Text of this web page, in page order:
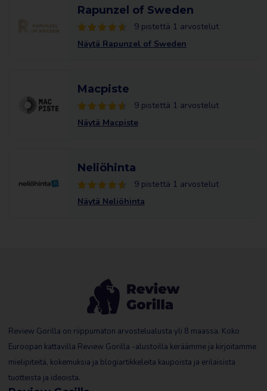
Rapunzel of Sweden
9 pistettä 1 arvostelut
Näytä Rapunzel of Sweden
Macpiste
9 pistettä 1 arvostelut
Näytä Macpiste
Neliöhinta
9 pistettä 1 arvostelut
Näytä Neliöhinta
Review Gorilla on riippumaton arvostelualusta yli 8 maassa. Koko
Euroopan kattavilla Review Gorilla -alustoilla keräämme ja kirjoitamme
mielipiteitä, kokemuksia ja blogiartikkeleita kaupoista ja erilaisista
tuotteista ja ideoista.